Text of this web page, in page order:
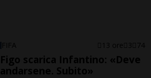
FIFA 13 ore 3 74
Figo scarica Infantino: «Deve
andarsene. Subito»